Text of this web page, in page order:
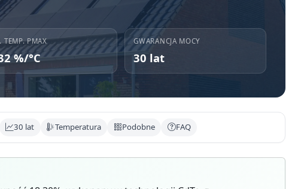
TEMP. PMAX
%/°C
GWARANCJA MOCY
30 lat
30 lat Temperatura Podobne FAQ